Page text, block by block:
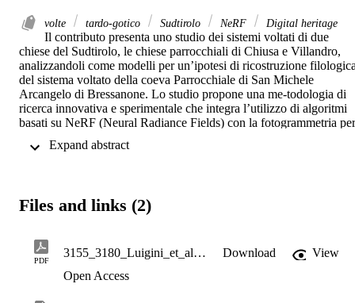
volte tardo-gotico Sudtirolo NeRF Digital heritage
Il contributo presenta uno studio dei sistemi voltati di due
chiese del Sudtirolo, le chiese parrocchiali di Chiusa e Villandro,
analizzandoli come modelli per un’ipotesi di ricostruzione
del sistema voltato della coeva Parrocchiale di San Michele
Arcangelo di Bressanone. Lo studio propone una me-todologia di
ricerca innovativa e sperimentale che integra l’utilizzo di algoritmi
basati su NeRF (Neural Radiance Fields) con la fotogrammetria per
ampio della digitalizzazione e della valorizzazione del patrimonio
Files and links (2)
PDF
3155_3180_Luigini_et_al(1) Download
View
Open Access